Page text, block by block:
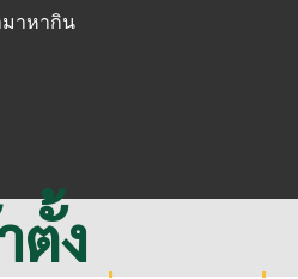
มาหากิน
ตั้ง